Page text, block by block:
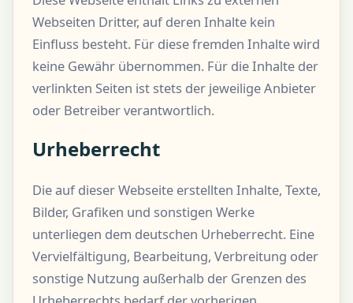
Webseiten Dritter, auf deren Inhalte kein
Einfluss besteht. Für diese fremden Inhalte wird
keine Gewähr übernommen. Für die Inhalte der
verlinkten Seiten ist stets der jeweilige Anbieter
oder Betreiber verantwortlich.
Urheberrecht
Die auf dieser Webseite erstellten Inhalte, Texte,
Bilder, Grafiken und sonstigen Werke
unterliegen dem deutschen Urheberrecht. Eine
Vervielfältigung, Bearbeitung, Verbreitung oder
sonstige Nutzung außerhalb der Grenzen des